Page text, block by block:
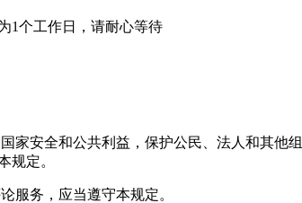
1个工作日，请耐心等待
家安全和公共利益，保护公民、法人和其
规定。
服务，应当遵守本规定。